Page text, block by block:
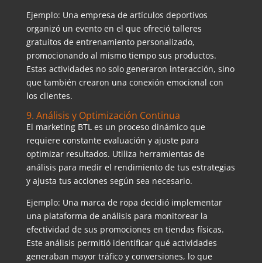
Ejemplo: Una empresa de artículos deportivos
organizó un evento en el que ofreció talleres
gratuitos de entrenamiento personalizado,
promocionando al mismo tiempo sus productos.
Estas actividades no solo generaron interacción, sino
que también crearon una conexión emocional con
los clientes.
9. Análisis y Optimización Continua
El marketing BTL es un proceso dinámico que
requiere constante evaluación y ajuste para
optimizar resultados. Utiliza herramientas de
análisis para medir el rendimiento de tus estrategias
y ajusta tus acciones según sea necesario.
Ejemplo: Una marca de ropa decidió implementar
una plataforma de análisis para monitorear la
efectividad de sus promociones en tiendas físicas.
Este análisis permitió identificar qué actividades
generaban mayor tráfico y conversiones, lo que